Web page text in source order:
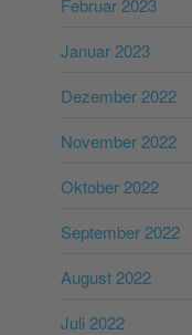
Februar 2023
Januar 2023
Dezember 2022
November 2022
Oktober 2022
September 2022
August 2022
Juli 2022